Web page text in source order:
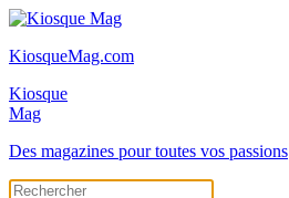
KiosqueMag.com
Kiosque
Mag
Des magazines pour toutes vos passions